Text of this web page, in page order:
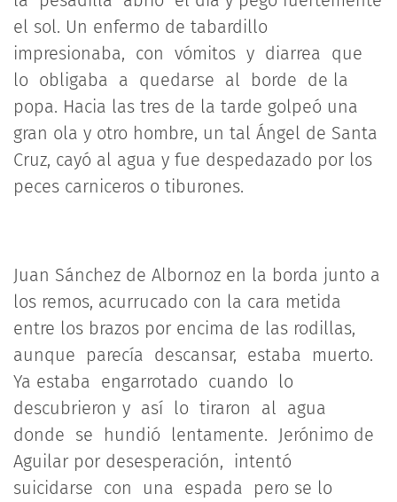
el sol. Un enfermo de tabardillo
impresionaba, con vómitos y diarrea que
lo obligaba a quedarse al borde de la
popa. Hacia las tres de la tarde golpeó una
gran ola y otro hombre, un tal Ángel de Santa
Cruz, cayó al agua y fue despedazado por los
peces carniceros o tiburones.
Juan Sánchez de Albornoz en la borda junto a
los remos, acurrucado con la cara metida
entre los brazos por encima de las rodillas,
aunque parecía descansar, estaba muerto.
Ya estaba engarrotado cuando lo
descubrieron y así lo tiraron al agua
donde se hundió lentamente. Jerónimo de
Aguilar por desesperación, intentó
suicidarse con una espada pero se lo